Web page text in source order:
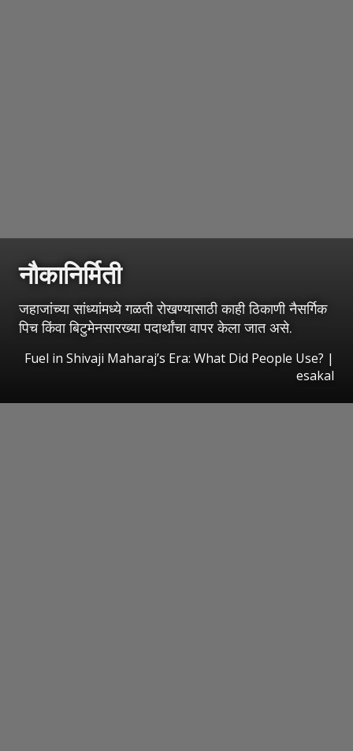
नौकानिर्मिती
जहाजांच्या सांध्यांमध्ये गळती रोखण्यासाठी काही ठिकाणी नैसर्गिक
पिच किंवा बिटुमेनसारख्या पदार्थांचा वापर केला जात असे.
Fuel in Shivaji Maharaj’s Era: What Did People Use? |
esakal